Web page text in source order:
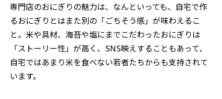
専門店のおにぎりの魅力は、なんといっても、自宅で作
るおにぎりとはまた別の「ごちそう感」が味わえるこ
と。米や具材、海苔や塩にまでこだわったおにぎりは
「ストーリー性」が高く、 SNS映えすることもあって、
自宅ではあまり米を食べない若者たちからも支持されて
います。